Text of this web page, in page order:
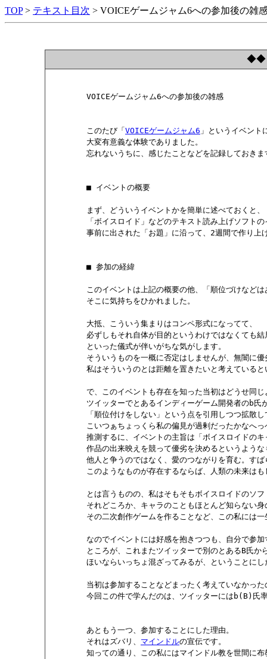
TOP> テキスト目次 > VOICEゲームジャム6への参加後の雑
◆◆
        VOICEゲームジャム6への参加後の雑感
        このたび「
VOICEゲームジャム6 」というイベント
        大変有意義な体験でありました。
忘れないうちに、感じたことなどを記録しておきま
        ■ イベントの概要
        まず、どういうイベントかを簡単に述べておくと、
「ボイスロイド」などのテキスト読み上げソフトの
事前に出された「お題」に沿って、2週間で作り上
        ■ 参加の経緯
このイベントは上記の概要の他、「順位づけなどは
        そこに気持ちをひかれました。
        大抵、こういう集まりはコンペ形式になってて、
必ずしもそれ自体が目的というわけではなくても
        といった儀式が伴いがちな気がします。
そういうものを一概に否定はしませんが、無闇に
私はそういうのとは距離を置きたいと考えている
で、このイベントも存在を知った当初はどうせ同
ツイッターでとあるインディーゲーム開発者のb氏
「順位付けをしない」という点を引用しつつ拡散し
こいつぁちょっくら私の偏見が過剰だったかなへ
推測するに、イベントの主旨は「ボイスロイドの
作品の出来映えを競って優劣を決めるというような
他人と争うのではなく、愛のつながりを育む。すば
このようなものが存在するならば、人類の未来はも
とは言うものの、私はそもそもボイスロイドのソフ
それどころか、キャラのこともほとんど知らない身
その二次創作ゲームを作ることなど、この私には
なのでイベントには好感を抱きつつも、自分で参加
ところが、これまたツイッターで別のとあるB氏か
ほいならいっちょ混ざってみるが、ということにし
当初は参加することなどまったく考えていなかった
今回この件で学んだのは、ツイッターにはb(B)氏
        あともう一つ、参加することにした理由。
        それはズバリ、
マインドルの宣伝です。
知っての通り、この私にはマインドル教を世間に布